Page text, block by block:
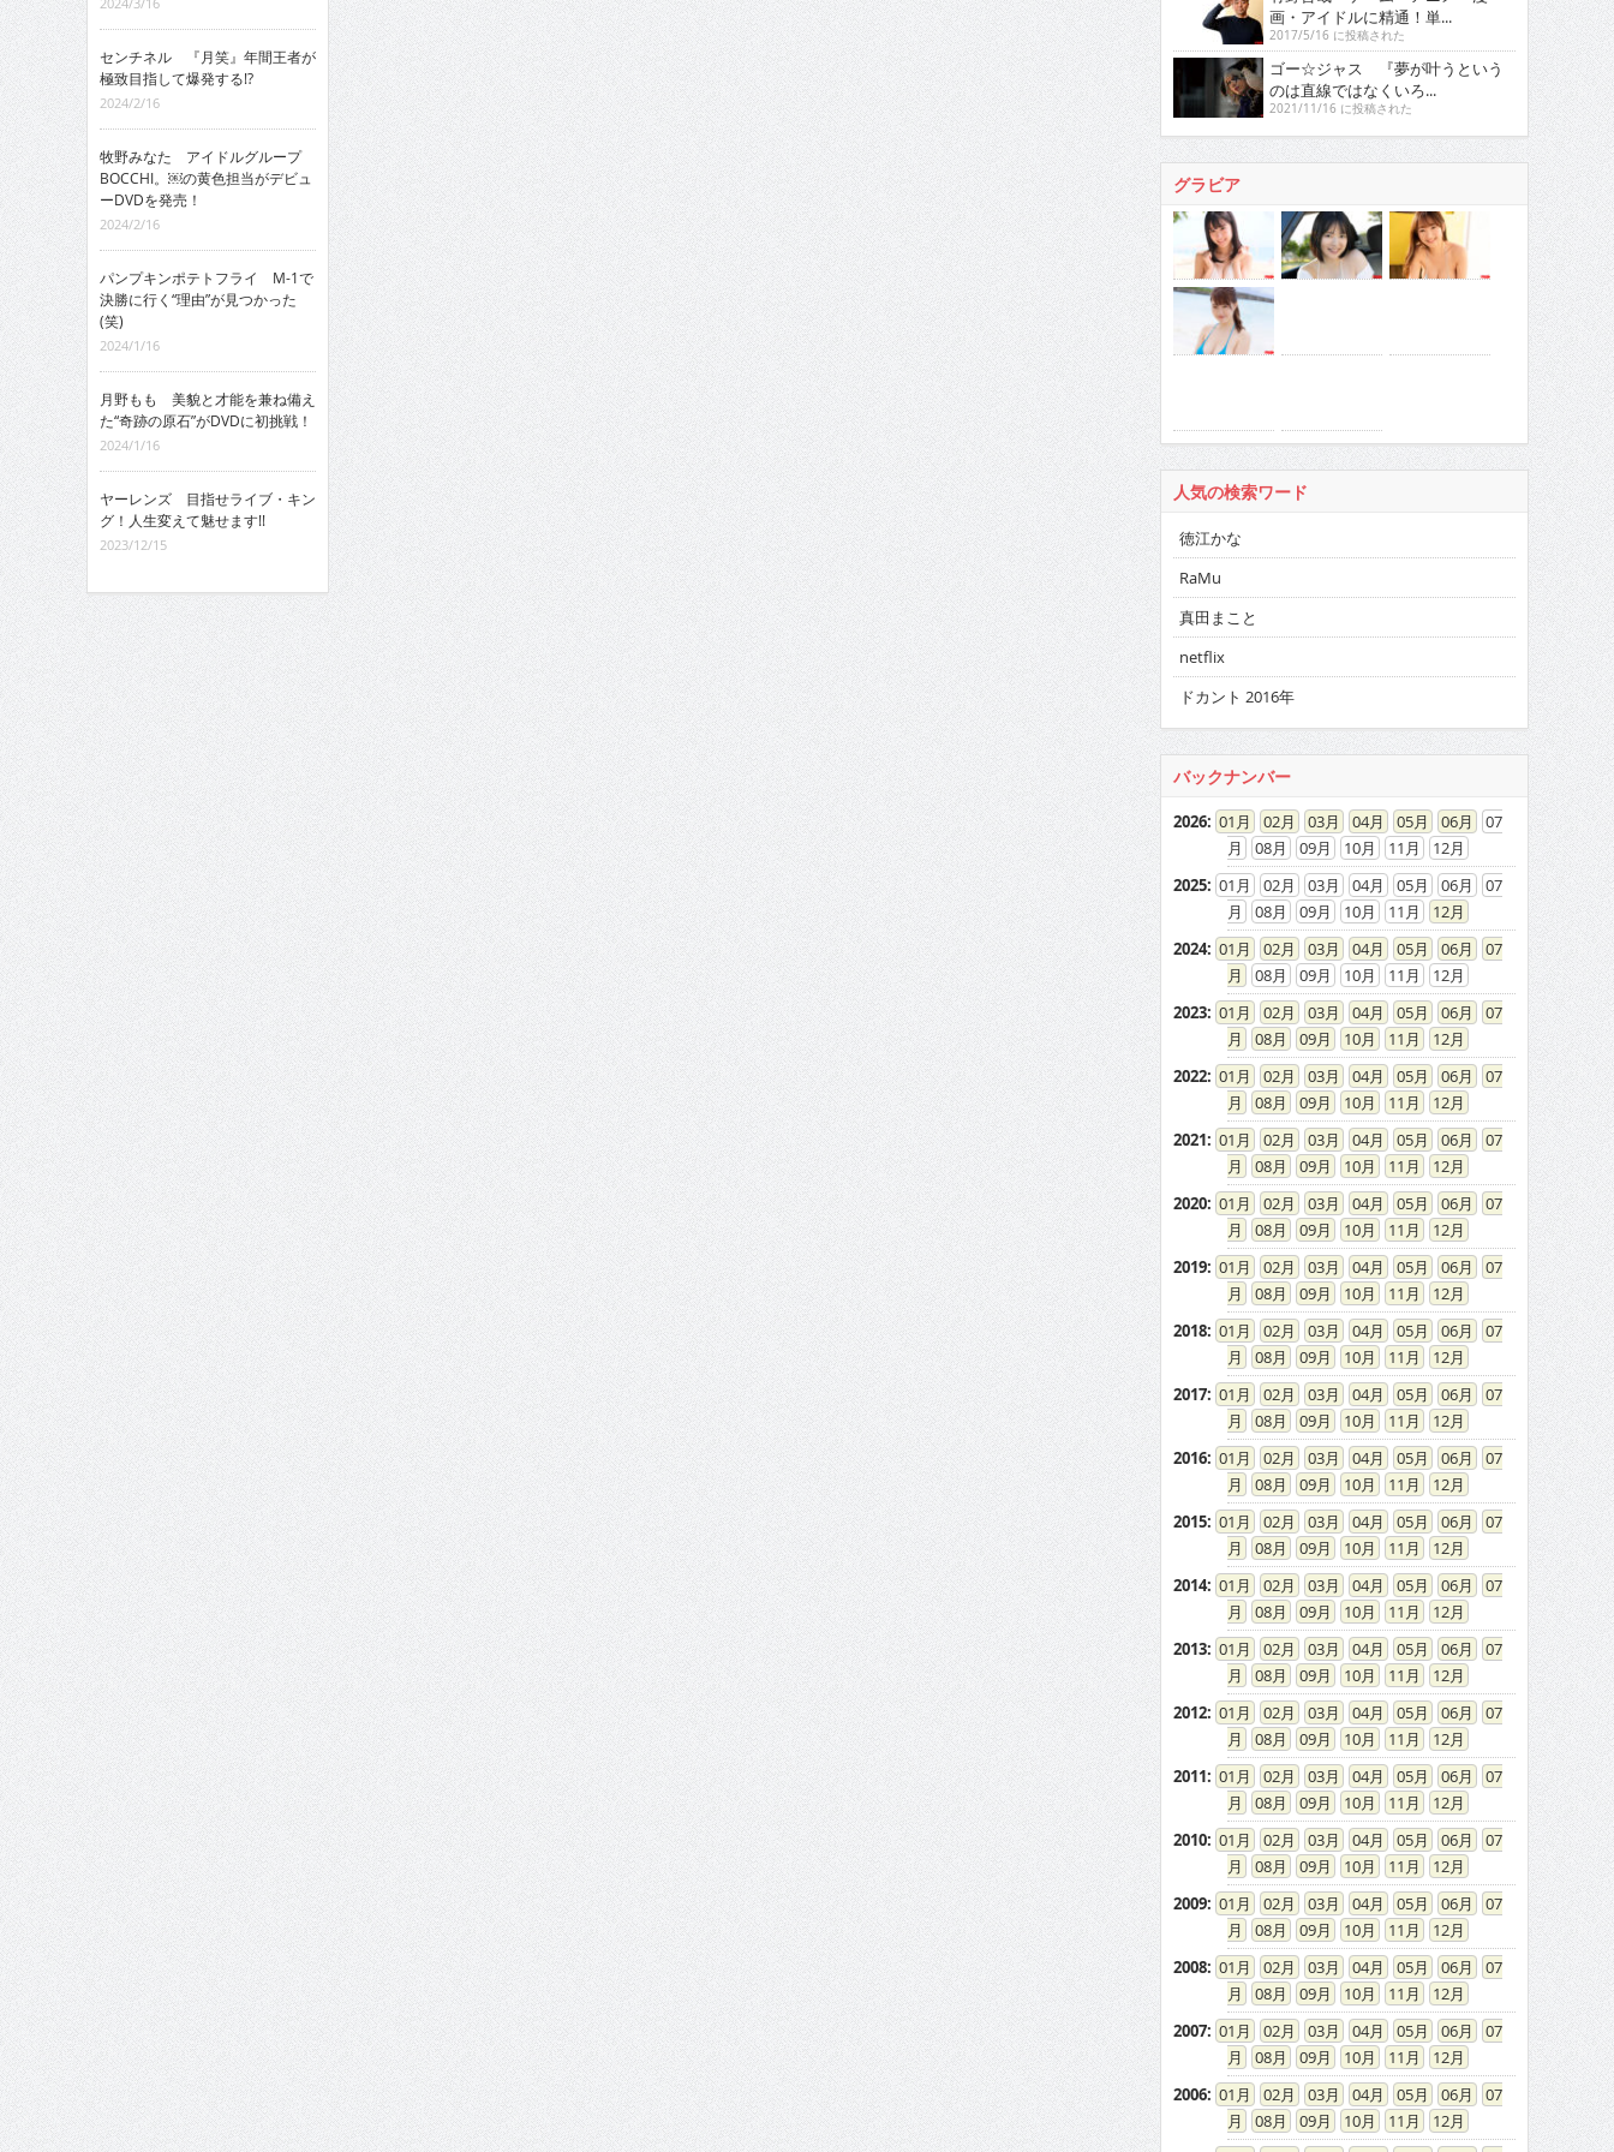
センチネル 『月笑』年間王者が
極致目指して爆発する!?
2024/2/16
牧野みなた アイドルグループ
BOCCHI。￼の黄色担当がデビュ
ーDVDを発売！
2024/2/16
パンプキンポテトフライ M-1で
決勝に行く“理由”が見つかった
(笑)
2024/1/16
月野もも 美貌と才能を兼ね備え
た“奇跡の原石”がDVDに初挑戦！
2024/1/16
ヤーレンズ 目指せライブ・キン
グ！人生変えて魅せます!!
2023/12/15
画・アイドルに精通！単...
2017/5/16 に投稿された
ゴー☆ジャス 『夢が叶うという
のは直線ではなくいろ...
2021/11/16 に投稿された
グラビア
人気の検索ワード
徳江かな
RaMu
真田まこと
netflix
ドカント 2016年
バックナンバー
2026: 01 02 03 04 05 06
07
08
09 10 11
12
2025: 01 02 03 04 05 06
07
08
09 10 11
12
2024: 01 02 03 04 05 06
07
08
09 10 11
12
2023: 01 02 03 04 05 06
07
08
09 10 11
12
2022: 01 02 03 04 05 06
07
08
09 10 11
12
2021: 01 02 03 04 05 06
07
08
09 10 11
12
2020: 01 02 03 04 05 06
07
08
09 10 11
12
2019: 01 02 03 04 05 06
07
08
09 10 11
12
2018: 01 02 03 04 05 06
07
08
09 10 11
12
2017: 01 02 03 04 05 06
07
08
09 10 11
12
2016: 01 02 03 04 05 06
07
08
09 10 11
12
2015: 01 02 03 04 05 06
07
08
09 10 11
12
2014: 01 02 03 04 05 06
07
08
09 10 11
12
2013: 01 02 03 04 05 06
07
08
09 10 11
12
2012: 01 02 03 04 05 06
07
08
09 10 11
12
2011: 01 02 03 04 05 06
07
08
09 10 11
12
2010: 01 02 03 04 05 06
07
08
09 10 11
12
2009: 01 02 03 04 05 06
07
08
09 10 11
12
2008: 01 02 03 04 05 06
07
08
09 10 11
12
2007: 01 02 03 04 05 06
07
08
09 10 11
12
2006: 01 02 03 04 05 06
07
08
09 10 11
12